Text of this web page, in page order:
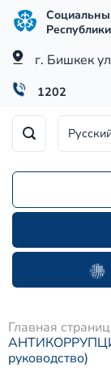
Skip
content
Республики
г. Бишкек
1202
Главная
руководство)